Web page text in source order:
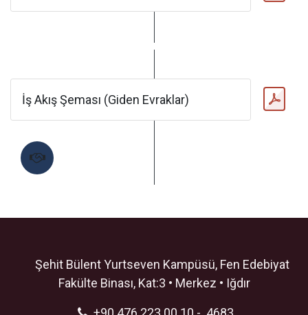
İş Akış Şeması (Giden Evraklar)
Şehit Bülent Yurtseven Kampüsü, Fen Edebiyat
Fakülte Binası, Kat:3 • Merkez • Iğdır